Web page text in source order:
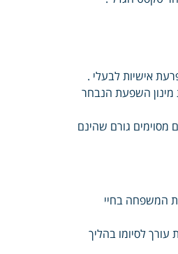
אישיות לבעלי .
מינון השפעת הנבחר
מסוימים גורם שהינם
המשפחה בחיי
עורך לסיומו בהליך